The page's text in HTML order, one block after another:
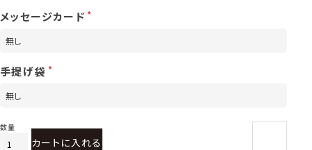
メッセージカード
手提げ袋
カートに入れる